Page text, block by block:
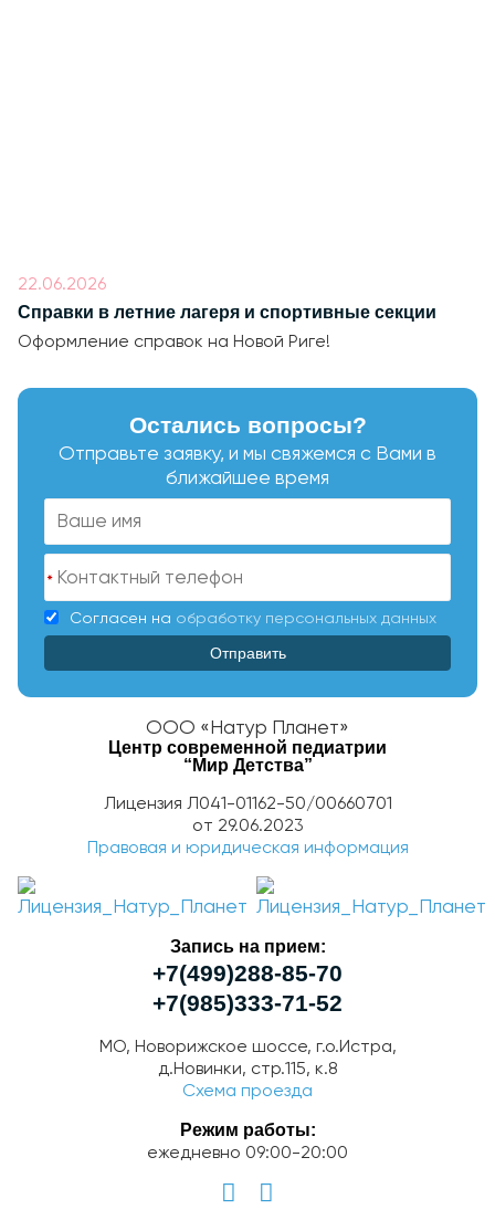
22.06.2026
Справки в летние лагеря и спортивные секции
Оформление справок на Новой Риге!
Остались вопросы?
Отправьте заявку, и мы свяжемся с Вами в
ближайшее время
*
Согласен на обработку персональных данных
ООО «Натур Планет»
Центр современной педиатрии
“Мир Детства”
Лицензия Л041-01162-50/00660701
от 29.06.2023
Правовая и юридическая информация
Запись на прием:
+7(499)288-85-70
+7(985)333-71-52
МО, Новорижское шоссе, г.о.Истра,
д.Новинки, стр.115, к.8
Схема проезда
Режим работы:
ежедневно 09:00-20:00